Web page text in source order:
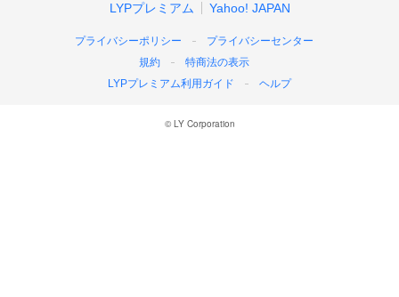
LYPプレミアム Yahoo! JAPAN
プライバシーポリシー
プライバシーセンター
規約
特商法の表示
LYPプレミアム利用ガイド
ヘルプ
© LY Corporation